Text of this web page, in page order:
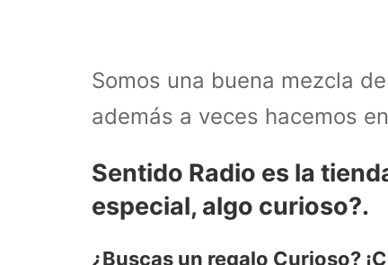
Somos una buena mezcla
además a veces hacemos
Sentido Radio es la
especial, algo curioso?.
¿Buscas un regalo Curioso?